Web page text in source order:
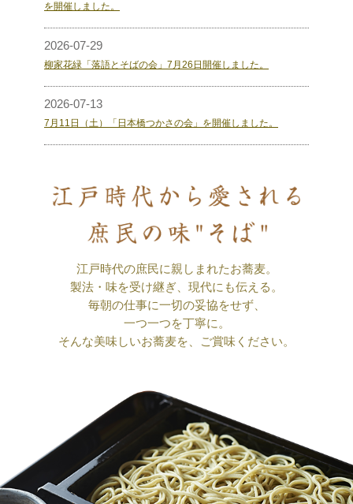
を開催しました。
2026-07-29
柳家花緑「落語とそばの会」7月26日開催しました。
2026-07-13
7月11日（土）「日本橋つかさの会」を開催しました。
江戸時代の庶民に親しまれたお蕎麦。
製法・味を受け継ぎ、現代にも伝える。
毎朝の仕事に一切の妥協をせず、
一つ一つを丁寧に。
そんな美味しいお蕎麦を、ご賞味ください。